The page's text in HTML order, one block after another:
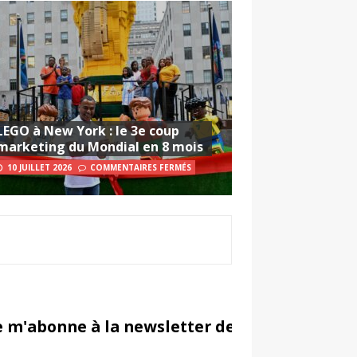
à New York : le 3e coup
du Mondial en 8 mois
10 JUILLET 2026 COMMENTAIRES FERMÉS
m'abonne à la newsletter de